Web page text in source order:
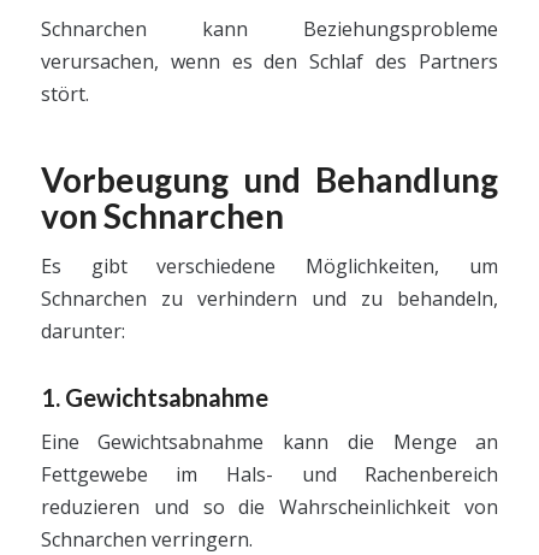
Schnarchen kann Beziehungsprobleme
verursachen, wenn es den Schlaf des Partners
stört.
Vorbeugung und Behandlung
von Schnarchen
Es gibt verschiedene Möglichkeiten, um
Schnarchen zu verhindern und zu behandeln,
darunter:
1. Gewichtsabnahme
Eine Gewichtsabnahme kann die Menge an
Fettgewebe im Hals- und Rachenbereich
reduzieren und so die Wahrscheinlichkeit von
Schnarchen verringern.